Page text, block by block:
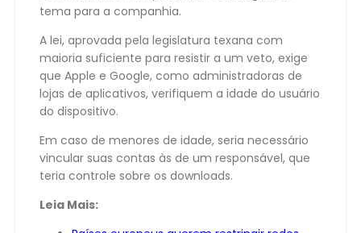
tema para a companhia.
A lei, aprovada pela legislatura texana com
maioria suficiente para resistir a um veto, exige
que Apple e Google, como administradoras de
lojas de aplicativos, verifiquem a idade do usuário
do dispositivo.
Em caso de menores de idade, seria necessário
vincular suas contas às de um responsável, que
teria controle sobre os downloads.
Leia Mais: